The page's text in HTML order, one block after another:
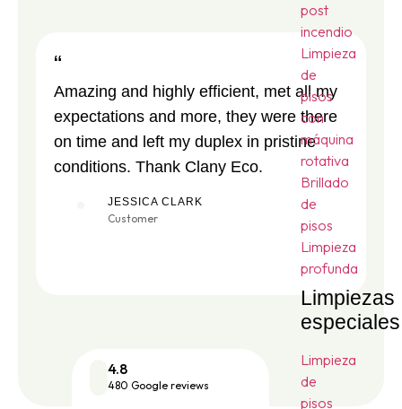
post
incendio
Limpieza
de
pisos
con
máquina
rotativa
Brillado
de
pisos
Limpieza
profunda
Limpiezas
especiales
Limpieza
de
pisos
“
Amazing and highly efficient, met all my
expectations and more, they were there
on time and left my duplex in pristine
conditions. Thank Clany Eco.
JESSICA CLARK
Customer
4.8
480 Google reviews